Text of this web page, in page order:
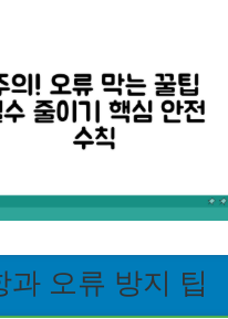
과 오류 방지 팁